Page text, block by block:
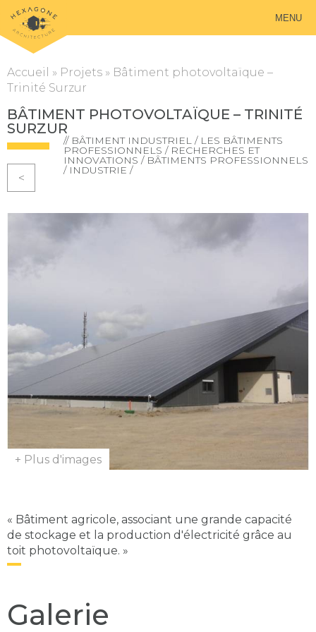
MENU
Accueil » Projets » Bâtiment photovoltaïque –
Trinité Surzur
BÂTIMENT PHOTOVOLTAÏQUE – TRINITÉ
SURZUR
// BÂTIMENT INDUSTRIEL / LES BÂTIMENTS
PROFESSIONNELS / RECHERCHES ET
INNOVATIONS / BÂTIMENTS PROFESSIONNELS
/ INDUSTRIE /
<
+ Plus d'images
« Bâtiment agricole, associant une grande capacité
de stockage et la production d'électricité grâce au
toit photovoltaïque. »
Galerie